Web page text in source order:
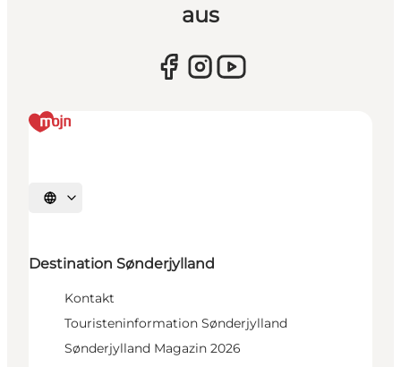
aus
Sprache auswählen
Destination Sønderjylland
Kontakt
Touristeninformation Sønderjylland
Sønderjylland Magazin 2026